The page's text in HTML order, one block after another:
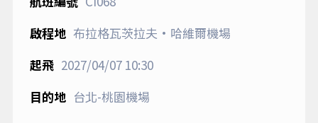
布拉格瓦茨拉夫·哈維爾機場
2027/04/0710:30
台北-桃園機場